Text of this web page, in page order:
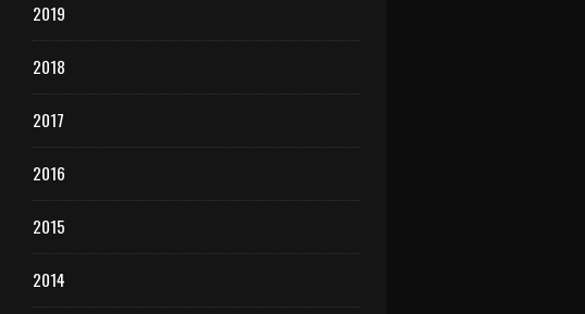
2019
2018
2017
2016
2015
2014